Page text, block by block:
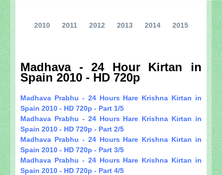
2010 2011 2012 2013 2014 2015
Madhava - 24 Hour Kirtan in
Spain 2010 - HD 720p
Madhava Prabhu - 24 Hours Hare Krishna Kirtan in
Spain 2010 - HD 720p - Part 1/5
Madhava Prabhu - 24 Hours Hare Krishna Kirtan in
Spain 2010 - HD 720p - Part 2/5
Madhava Prabhu - 24 Hours Hare Krishna Kirtan in
Spain 2010 - HD 720p - Part 3/5
Madhava Prabhu - 24 Hours Hare Krishna Kirtan in
Spain 2010 - HD 720p - Part 4/5